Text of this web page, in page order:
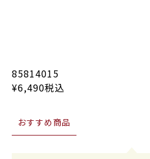
85814015
¥6,490税込
おすすめ商品